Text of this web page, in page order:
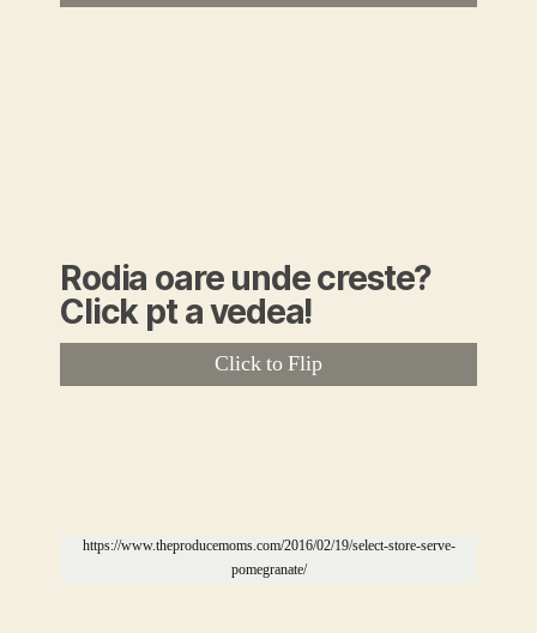
Rodia oare unde creste?
Click pt a vedea!
https://www.theproducemoms.com/2016/02/19/select-store-serve-
pomegranate/
Click to Flip
https://ro.pinterest.com/pin/779404279250082146/